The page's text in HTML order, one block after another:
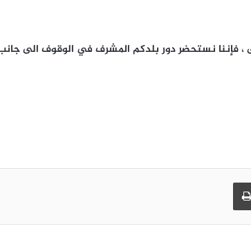
، فإننا نستحضر دور بلدكم المشرف في الوقوف الى
طباعة